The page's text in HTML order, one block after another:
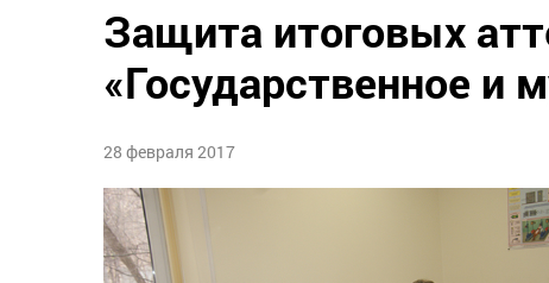
Защита итоговых
«Государственное и
28 февраля 2017